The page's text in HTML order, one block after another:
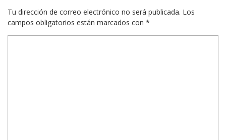
Tu dirección de correo electrónico no será publicada. Los
campos obligatorios están marcados con *